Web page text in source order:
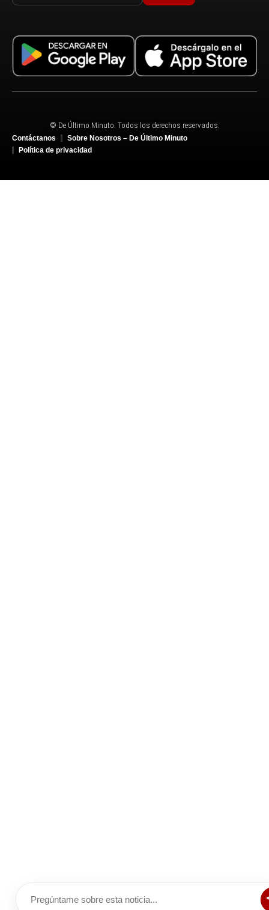
© De Último Minuto. Todos los derechos reservados.
Contáctanos
Sobre Nosotros – De Último Minuto
Política de privacidad